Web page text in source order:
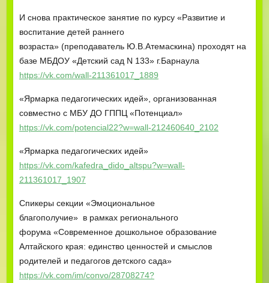
И снова практическое занятие по курсу «Развитие и
воспитание детей раннего
возраста» (преподаватель Ю.В.Атемаскина) проходят на
базе МБДОУ «Детский сад N 133» г.Барнаула
https://vk.com/wall-211361017_1889
«Ярмарка педагогических идей», организованная
совместно с МБУ ДО ГППЦ «Потенциал»
https://vk.com/potencial22?w=wall-212460640_2102
«Ярмарка педагогических идей»
https://vk.com/kafedra_dido_altspu?w=wall-
211361017_1907
Спикеры секции «Эмоциональное
благополучие» в рамках регионального
форума «Современное дошкольное образование
Алтайского края: единство ценностей и смыслов
родителей и педагогов детского сада»
https://vk.com/im/convo/28708274?